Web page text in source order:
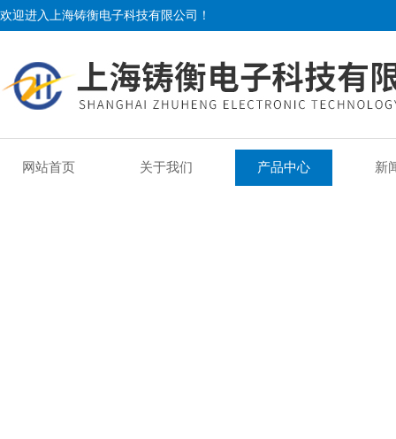
欢迎进入上海铸衡电子科技有限公司！
网站首页 关于我们 产品中心 新